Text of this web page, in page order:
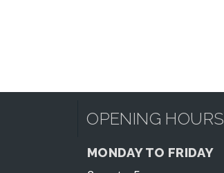
OPENING HOURS
MONDAY TO FRIDAY